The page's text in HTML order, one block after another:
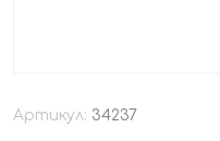
Артикул: 34237